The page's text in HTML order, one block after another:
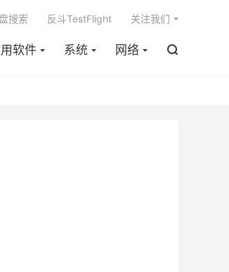
软件 系统 网络 
搜索 反斗TestFlight 关注我们